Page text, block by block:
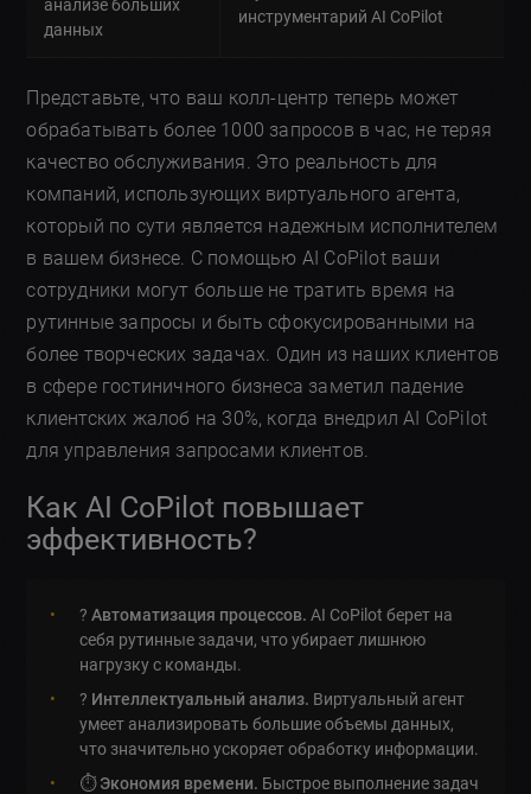
анализе больших
данных
инструментарий AI CoPilot
Представьте, что ваш колл-центр теперь может
обрабатывать более 1000 запросов в час, не теряя
качество обслуживания. Это реальность для
компаний, использующих виртуального агента,
который по сути является надежным исполнителем
в вашем бизнесе. С помощью AI CoPilot ваши
сотрудники могут больше не тратить время на
рутинные запросы и быть сфокусированными на
более творческих задачах. Один из наших клиентов
в сфере гостиничного бизнеса заметил падение
клиентских жалоб на 30%, когда внедрил AI CoPilot
для управления запросами клиентов.
Как AI CoPilot повышает
эффективность?
?Автоматизация процессов. AI CoPilot берет на
себя рутинные задачи, что убирает лишнюю
нагрузку с команды.
? Интеллектуальный анализ. Виртуальный агент
умеет анализировать большие объемы данных,
что значительно ускоряет обработку информации.
⏱️Экономия времени. Быстрое выполнение задач